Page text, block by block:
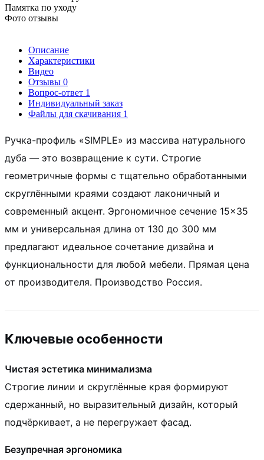
Памятка по уходу
Фото отзывы
Описание
Характеристики
Видео
Отзывы 0
Вопрос-ответ 1
Индивидуальный заказ
Файлы для скачивания 1
Ручка-профиль «SIMPLE» из массива натурального
дуба — это возвращение к сути. Строгие
геометричные формы с тщательно обработанными
скруглёнными краями создают лаконичный и
современный акцент. Эргономичное сечение 15×35
мм и универсальная длина от 130 до 300 мм
предлагают идеальное сочетание дизайна и
функциональности для любой мебели. Прямая цена
от производителя. Производство Россия.
Ключевые особенности
Чистая эстетика минимализма
Строгие линии и скруглённые края формируют
сдержанный, но выразительный дизайн, который
подчёркивает, а не перегружает фасад.
Безупречная эргономика